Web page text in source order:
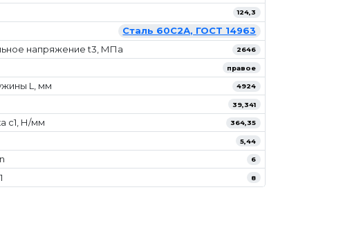
124,3
Сталь 60С2А, ГОСТ 14963
напряжение t3, МПа
2646
правое
L, мм 4924
39,341
c1, Н/мм 364,35
5,44
6
8